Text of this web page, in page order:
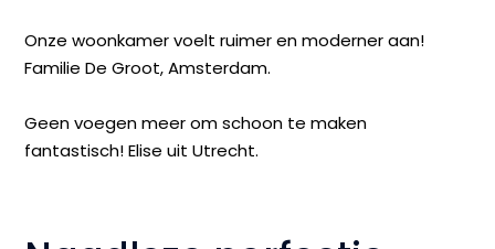
Onze woonkamer voelt ruimer en moderner aan!
Familie De Groot, Amsterdam.
Geen voegen meer om schoon te maken
fantastisch! Elise uit Utrecht.